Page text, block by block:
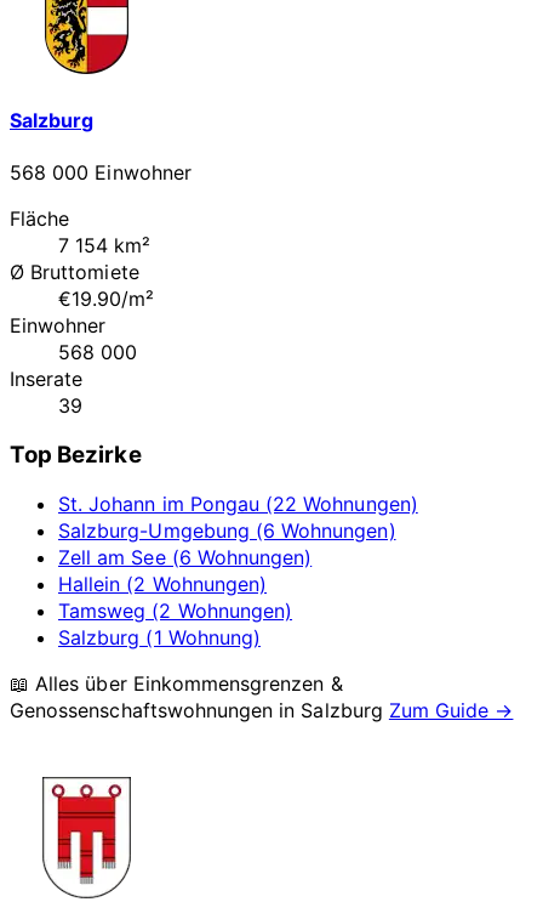
Salzburg
568 000 Einwohner
Fläche
7 154 km²
Ø Bruttomiete
€19.90/m²
Einwohner
568 000
Inserate
39
Top Bezirke
St. Johann im Pongau (22 Wohnungen)
Salzburg-Umgebung (6 Wohnungen)
Zell am See (6 Wohnungen)
Hallein (2 Wohnungen)
Tamsweg (2 Wohnungen)
Salzburg (1 Wohnung)
📖 Alles über Einkommensgrenzen &
Genossenschaftswohnungen in Salzburg Zum Guide →